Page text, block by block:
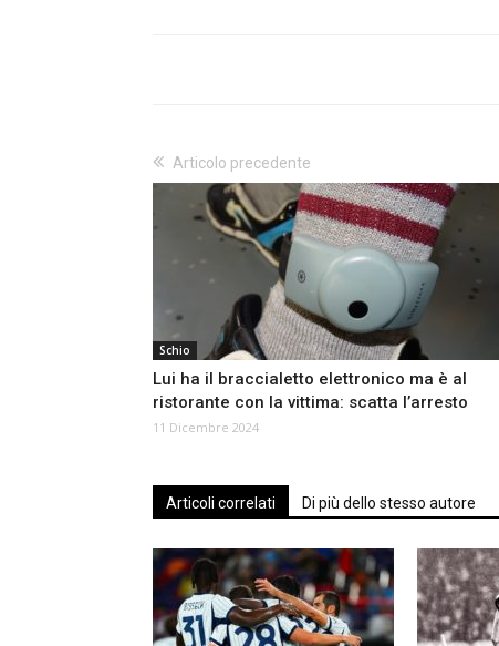
Articolo precedente
Schio
Lui ha il braccialetto elettronico ma è al
ristorante con la vittima: scatta l’arresto
11 Dicembre 2024
Articoli correlati Di più dello stesso autore